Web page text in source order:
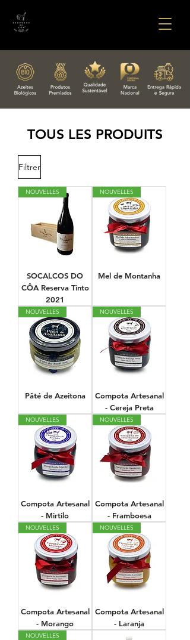
TOUS LES PRODUITS
Filtrer
NOUVELLES
SOCALCOS DO
CÔA Reserva Tinto
2021
NOUVELLES
Mel de Montanha
NOUVELLES
Pâté de Azeitona
NOUVELLES
Compota Artesanal
- Cereja Preta
NOUVELLES
Compota Artesanal
- Mirtilo
NOUVELLES
Compota Artesanal
- Framboesa
NOUVELLES
Compota Artesanal
- Morango
NOUVELLES
Compota Artesanal
- Laranja
NOUVELLES